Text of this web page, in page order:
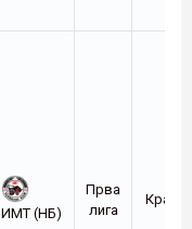
ИМТ (НБ)
Прва
лига